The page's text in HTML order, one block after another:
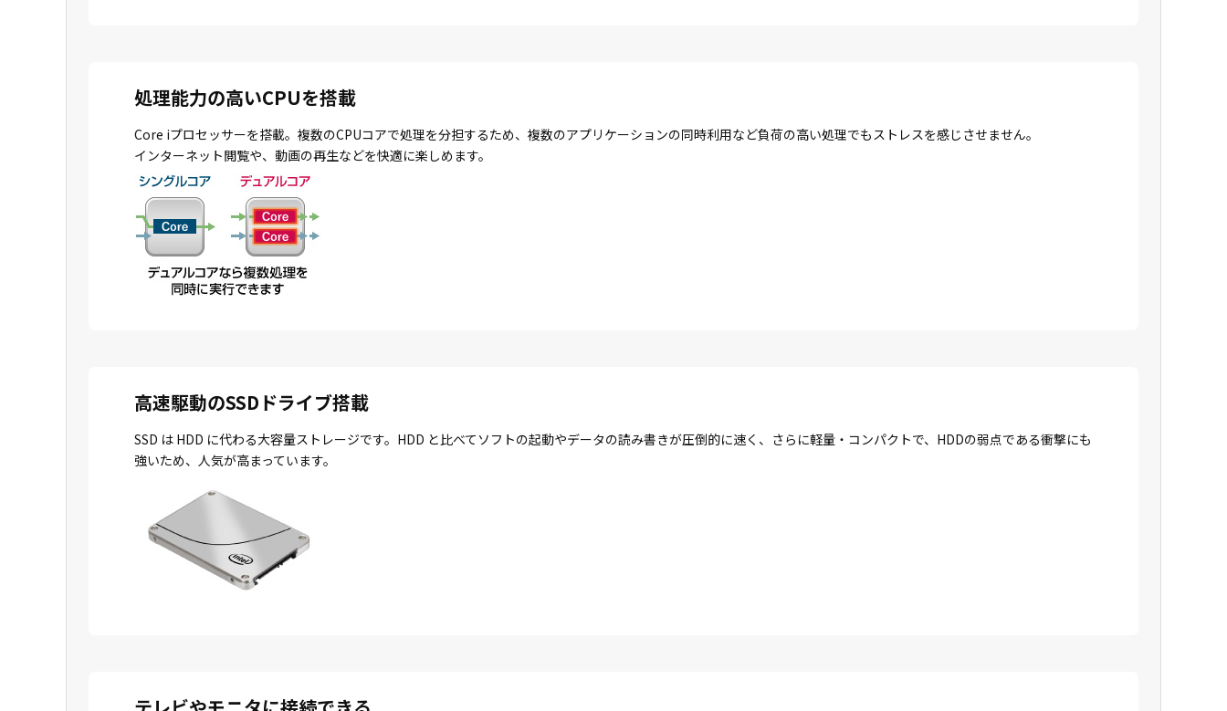
処理能力の高いCPUを搭載
Core iプロセッサーを搭載。複数のCPUコアで処理を分担するため、複数のアプリケーションの同時利用など負荷の高い処理でもストレスを感じさせません。
インターネット閲覧や、動画の再生などを快適に楽しめます。
高速駆動のSSDドライブ搭載
SSD は HDD に代わる大容量ストレージです。HDD と比べてソフトの起動やデータの読み書きが圧倒的に速く、さらに軽量・コンパクトで、HDDの弱点である衝撃にも
強いため、人気が高まっています。